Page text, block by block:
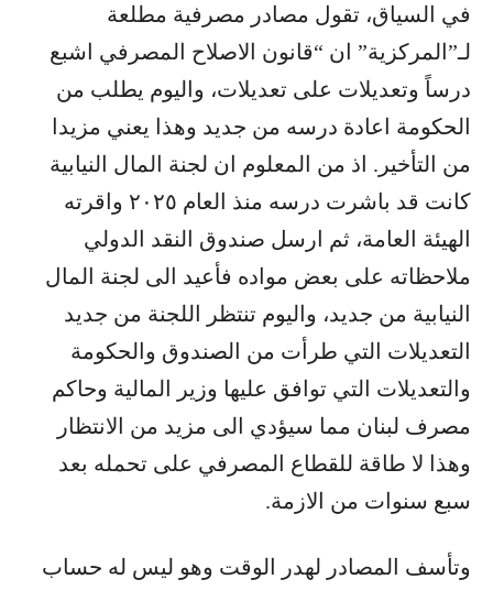
في السياق، تقول مصادر مصرفية مطلعة
لـ”المركزية” ان “قانون الاصلاح المصرفي اشبع
درساً وتعديلات على تعديلات، واليوم يطلب من
الحكومة اعادة درسه من جديد وهذا يعني مزيدا
من التأخير. اذ من المعلوم ان لجنة المال النيابية
كانت قد باشرت درسه منذ العام ٢٠٢٥ واقرته
الهيئة العامة، ثم ارسل صندوق النقد الدولي
ملاحظاته على بعض مواده فأعيد الى لجنة المال
النيابية من جديد، واليوم تنتظر اللجنة من جديد
التعديلات التي طرأت من الصندوق والحكومة
والتعديلات التي توافق عليها وزير المالية وحاكم
مصرف لبنان مما سيؤدي الى مزيد من الانتظار
وهذا لا طاقة للقطاع المصرفي على تحمله بعد
سبع سنوات من الازمة.
وتأسف المصادر لهدر الوقت وهو ليس له حساب